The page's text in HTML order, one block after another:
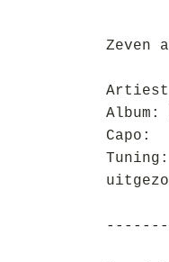
Zeven
Album:
Capo: